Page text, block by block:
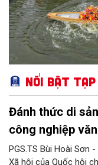
Nổi bật Tạp
Đánh thức di
công nghiệp
PGS.TS Bùi Hoài Sơn
Xã hội của Quốc hội